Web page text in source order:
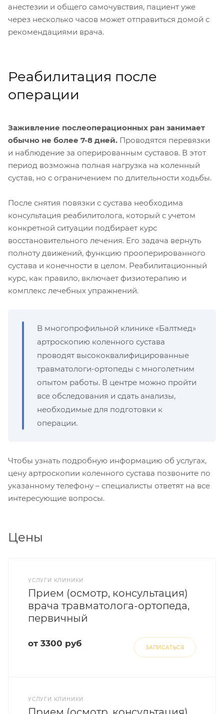
анестезии и общего самочувствия, пациент уже
через несколько часов может отправиться домой с
рекомендациями врача.
Реабилитация после
операции
Заживление послеоперационных ран занимает
обычно не более 7-8 дней. Проводятся перевязки
и наблюдение за оперированным суставов. В этот
период возможна полная нагрузка на коленный
сустав, но с ограничением по длительности ходьбы.
После снятия повязки с сустава необходима
консультация реабилитолога, который с учетом
конкретной ситуации подбирает курс
восстановительного лечения. Его задача вернуть
полноту движений, функцию прооперированного
сустава и конечности в целом. Реабилитационный
курс, как правило, включает физиотерапию и
комплекс лечебных упражнений.
В многопрофильной клинике «Балтмед»
артроскопию коленного сустава
проводят высококвалифицированные
травматологи-ортопеды с многолетним
опытом работы. В центре можно пройти
все обследования и сдать анализы,
необходимые для подготовки к
операции.
Чтобы узнать подробную информацию об услугах,
цену артроскопии коленного сустава позвоните по
указанному телефону – специалисты ответят на все
интересующие вопросы.
Цены
УСЛУГИ КЛИНИКИ
Прием (осмотр, консультация)
врача травматолога-ортопеда,
первичный
от 3300 руб ЗАПИСАТЬСЯ
УСЛУГИ КЛИНИКИ